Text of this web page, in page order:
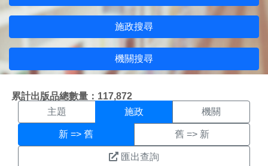
施政搜尋
機關搜尋
累計出版品總數量：117,872
施政搜尋結果頁面
主題 施政 機關
新 => 舊 舊 => 新
匯出查詢